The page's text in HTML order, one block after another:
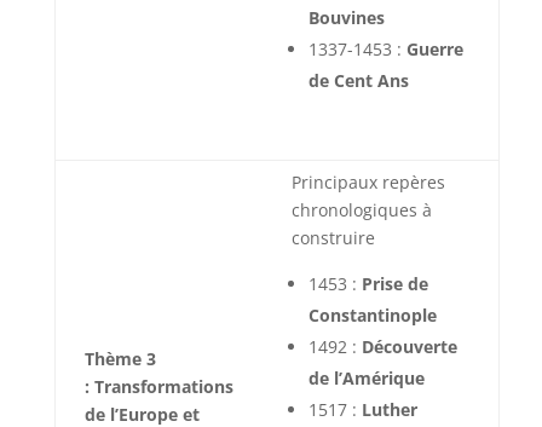
Bouvines
1337-1453 : Guerre
de Cent Ans
Thème 3
: Transformations
de l’Europe et
Principaux repères
chronologiques à
construire
1453 : Prise de
Constantinople
1492 : Découverte
de l’Amérique
1517 : Luther